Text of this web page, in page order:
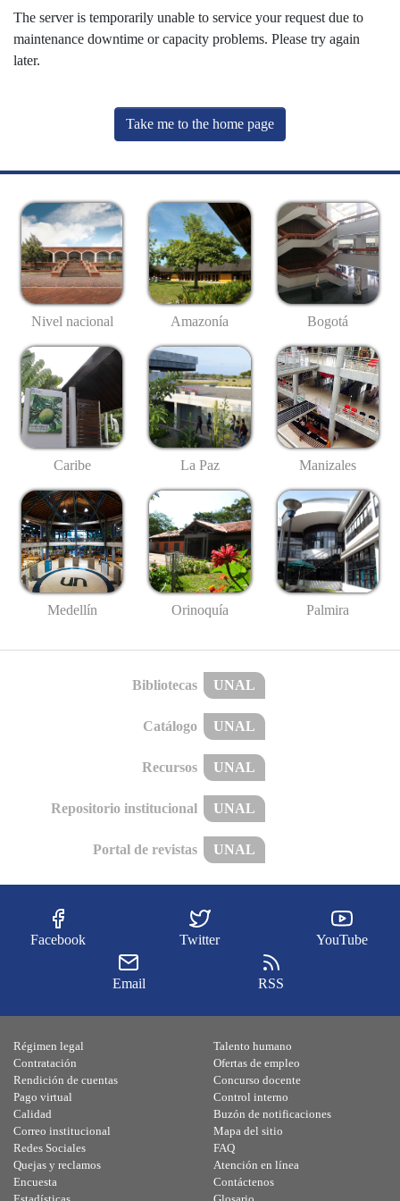
The server is temporarily unable to service your request due to
maintenance downtime or capacity problems. Please try again
later.
Take me to the home page
Nivel nacional Amazonía Bogotá
Caribe La Paz Manizales
Medellín Orinoquía Palmira
Bibliotecas UNAL
Catálogo UNAL
Recursos UNAL
Repositorio institucional UNAL
Portal de revistas UNAL
Facebook Twitter YouTube
Email RSS
Régimen legal
Contratación
Rendición de cuentas
Pago virtual
Calidad
Talento humano
Ofertas de empleo
Concurso docente
Control interno
Buzón de notificaciones
Correo institucional
Redes Sociales
Quejas y reclamos
Encuesta
Mapa del sitio
FAQ
Atención en línea
Contáctenos